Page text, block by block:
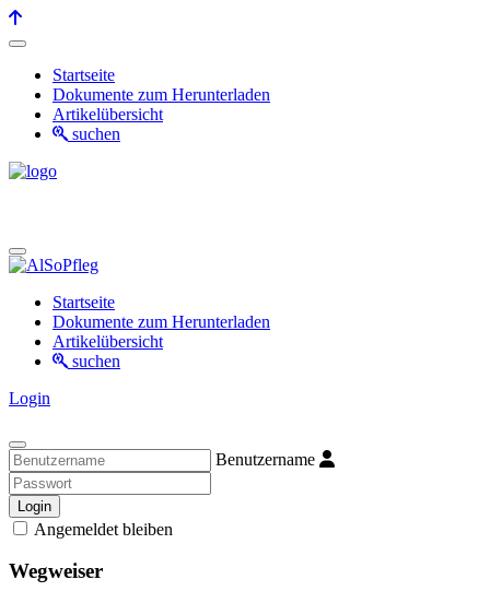
Startseite
Dokumente zum Herunterladen
Artikelübersicht
suchen
Startseite
Dokumente zum Herunterladen
Artikelübersicht
suchen
Login
Benutzername
Login
Angemeldet bleiben
Wegweiser